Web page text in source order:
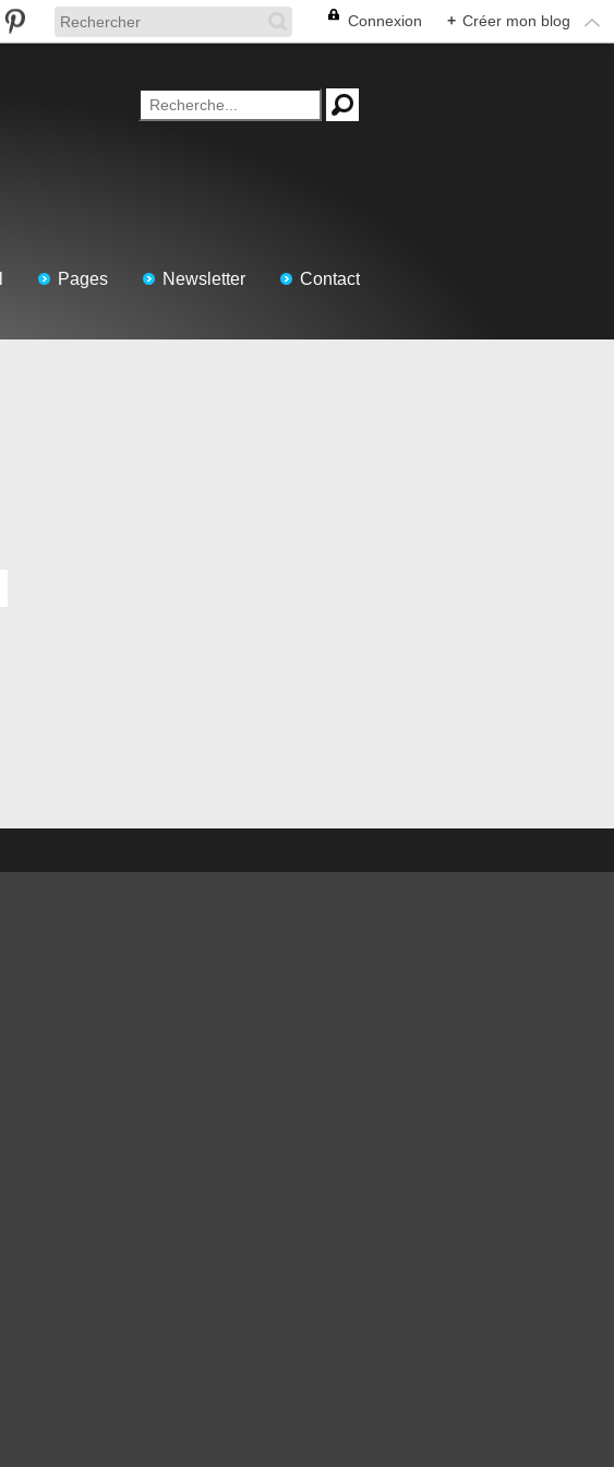
Connexion + Créer mon blog
Pages Newsletter Contact